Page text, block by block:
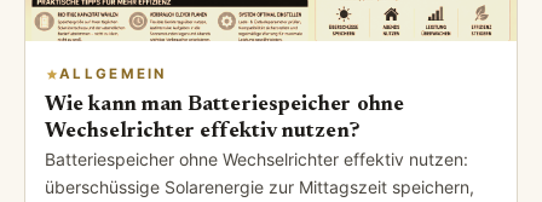
ALLGEMEIN
Wie kann man Batteriespeicher ohne
Wechselrichter effektiv nutzen?
Batteriespeicher ohne Wechselrichter effektiv nutzen:
überschüssige Solarenergie zur Mittagszeit speichern,